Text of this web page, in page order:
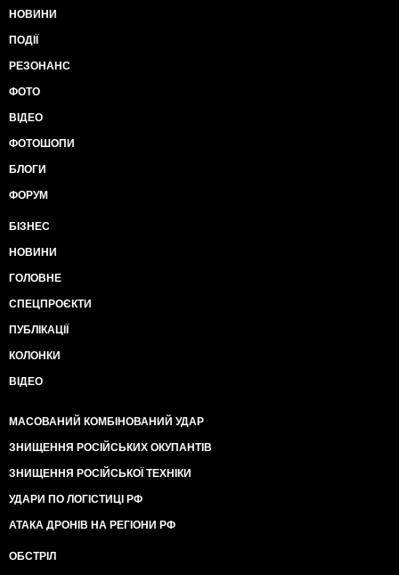
НОВИНИ
ПОДІЇ
РЕЗОНАНС
ФОТО
ВІДЕО
ФОТОШОПИ
БЛОГИ
ФОРУМ
БІЗНЕС
НОВИНИ
ГОЛОВНЕ
СПЕЦПРОЄКТИ
ПУБЛІКАЦІЇ
КОЛОНКИ
ВІДЕО
МАСОВАНИЙ КОМБІНОВАНИЙ УДАР
ЗНИЩЕННЯ РОСІЙСЬКИХ ОКУПАНТІВ
ЗНИЩЕННЯ РОСІЙСЬКОЇ ТЕХНІКИ
УДАРИ ПО ЛОГІСТИЦІ РФ
АТАКА ДРОНІВ НА РЕГІОНИ РФ
ОБСТРІЛ